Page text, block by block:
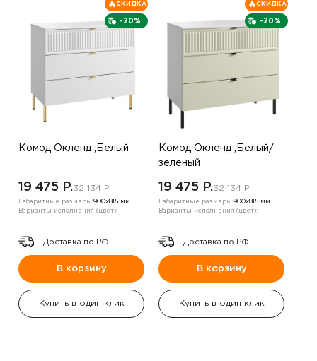
-20%
СКИДКА
Комод Окленд ,Белый
19 475 P.32 134 P.
Габаритные размеры:900х815 мм
Варианты исполнения (цвет):
Доставка по РФ.
В корзину
Купить в один клик
-20%
СКИДКА
Комод Окленд ,Белый/
зеленый
19 475 P.32 134 P.
Габаритные размеры:900х815 мм
Варианты исполнения (цвет):
Доставка по РФ.
В корзину
Купить в один клик